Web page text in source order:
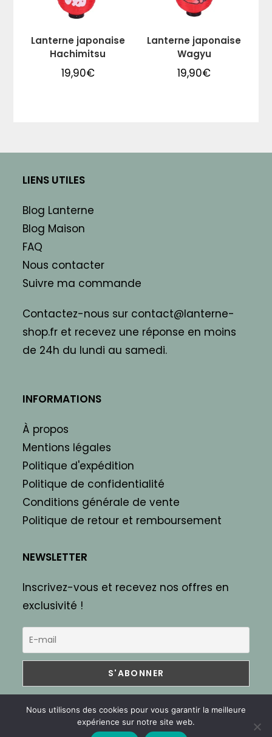
Lanterne japonaise
Hachimitsu
19,90€
Lanterne japonaise
Wagyu
19,90€
LIENS UTILES
Blog Lanterne
Blog Maison
FAQ
Nous contacter
Suivre ma commande
Contactez-nous sur contact@lanterne-
shop.fr et recevez une réponse en moins
de 24h du lundi au samedi.
INFORMATIONS
À propos
Mentions légales
Politique d'expédition
Politique de confidentialité
Conditions générale de vente
Politique de retour et remboursement
NEWSLETTER
Inscrivez-vous et recevez nos offres en
exclusivité !
Nous utilisons des cookies pour vous garantir la meilleure
expérience sur notre site web.